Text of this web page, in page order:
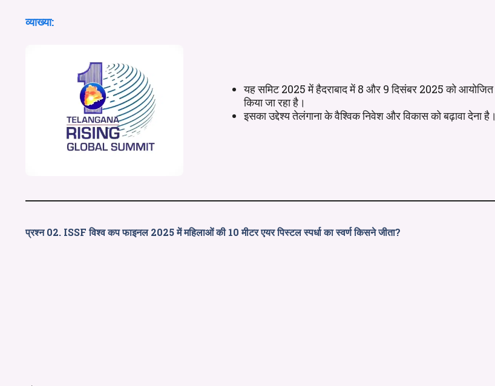
व्याख्या:
यह समिट 2025 में हैदराबाद में 8 और 9 दिसंबर 2025 को आयोजित
किया जा रहा है।
इसका उद्देश्य तेलंगाना के वैश्विक निवेश और विकास को बढ़ावा देना है।
प्रश्न 02. ISSF विश्व कप फाइनल 2025 में महिलाओं की 10 मीटर एयर पिस्टल स्पर्धा का स्वर्ण किसने जीता?